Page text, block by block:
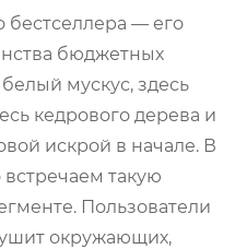
бестселлера — его
бюджетных
мускус, здесь
кедрового дерева и
искрой в начале. В
такую
Пользователи
окружающих,